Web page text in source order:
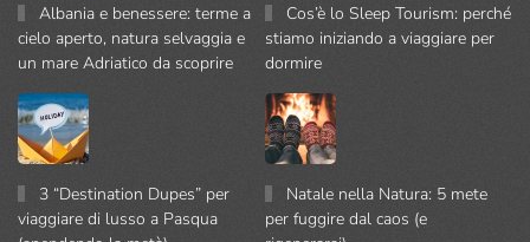
Albania e benessere: terme a
cielo aperto, natura selvaggia e
un mare Adriatico da scoprire
Cos’è lo Sleep Tourism: perché
stiamo iniziando a viaggiare per
dormire
3 “Destination Dupes” per
viaggiare di lusso a Pasqua
Natale nella Natura: 5 mete
per fuggire dal caos (e